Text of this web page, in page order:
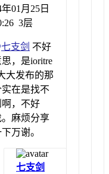
年01月25日
3层
七支剑 不好
思，是ioritre
大发布的那
实在是找不
啊，不好
。麻烦分享
万谢。
七支剑